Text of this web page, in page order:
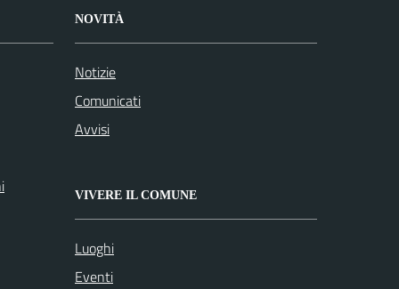
NOVITÀ
Notizie
Comunicati
Avvisi
VIVERE IL COMUNE
Luoghi
Eventi